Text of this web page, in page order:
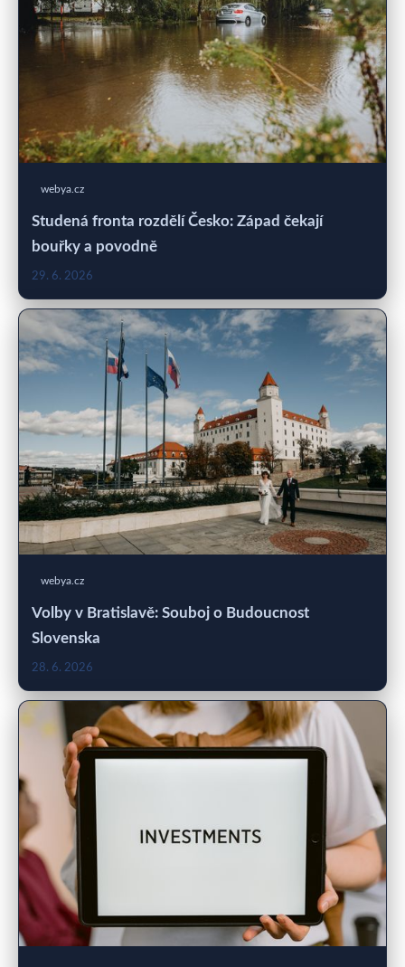
webya.cz
Studená fronta rozdělí Česko: Západ čekají
bouřky a povodně
29. 6. 2026
webya.cz
Volby v Bratislavě: Souboj o Budoucnost
Slovenska
28. 6. 2026